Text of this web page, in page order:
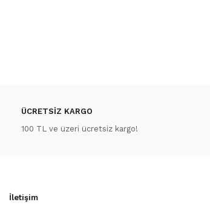
ÜCRETSİZ KARGO
100 TL ve üzeri ücretsiz kargo!
İletişim